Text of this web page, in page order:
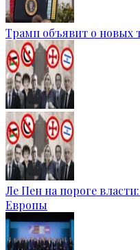
Трамп объявит о новых
Ле Пен на пороге
Европы